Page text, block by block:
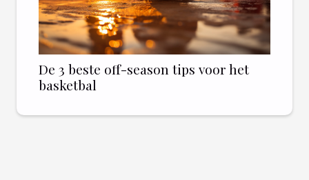
De 3 beste off-season tips voor het
basketbal